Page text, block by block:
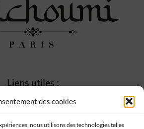
des cookies
nous utilisons des technologies telles
Liens utiles :
Accueil
Wishlist